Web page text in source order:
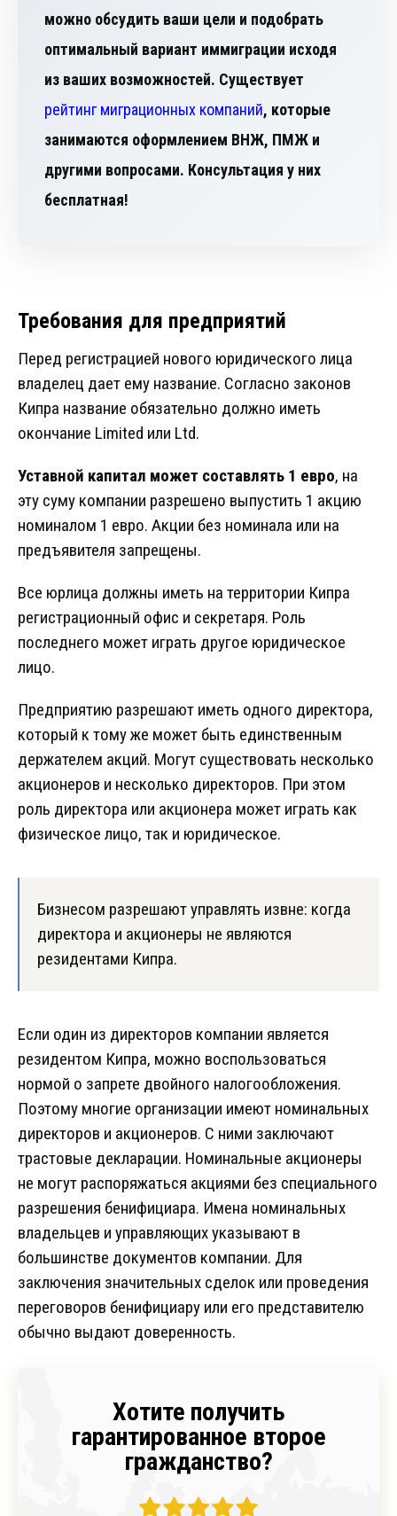
можно обсудить ваши цели и подобрать
оптимальный вариант иммиграции исходя
из ваших возможностей. Существует
рейтинг миграционных компаний, которые
занимаются оформлением ВНЖ, ПМЖ и
другими вопросами. Консультация у них
бесплатная!
Требования для предприятий
Перед регистрацией нового юридического лица
владелец дает ему название. Согласно законов
Кипра название обязательно должно иметь
окончание Limited или Ltd.
Уставной капитал может составлять 1 евро, на
эту суму компании разрешено выпустить 1 акцию
номиналом 1 евро. Акции без номинала или на
предъявителя запрещены.
Все юрлица должны иметь на территории Кипра
регистрационный офис и секретаря. Роль
последнего может играть другое юридическое
лицо.
Предприятию разрешают иметь одного директора,
который к тому же может быть единственным
держателем акций. Могут существовать несколько
акционеров и несколько директоров. При этом
роль директора или акционера может играть как
физическое лицо, так и юридическое.
Бизнесом разрешают управлять извне: когда
директора и акционеры не являются
резидентами Кипра.
Если один из директоров компании является
резидентом Кипра, можно воспользоваться
нормой о запрете двойного налогообложения.
Поэтому многие организации имеют номинальных
директоров и акционеров. С ними заключают
трастовые декларации. Номинальные акционеры
не могут распоряжаться акциями без специального
разрешения бенифициара. Имена номинальных
владельцев и управляющих указывают в
большинстве документов компании. Для
заключения значительных сделок или проведения
переговоров бенифициару или его представителю
обычно выдают доверенность.
Хотите получить
гарантированное второе
гражданство?